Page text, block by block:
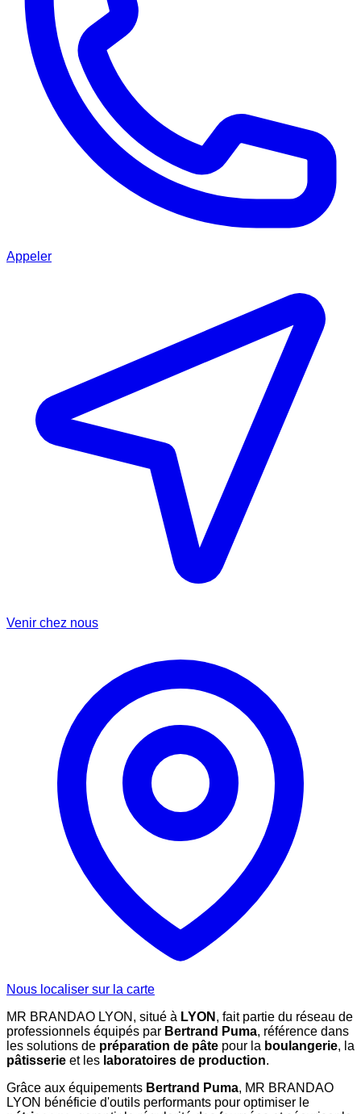
Appeler
Venir chez nous
Nous localiser sur la carte
MR BRANDAO LYON, situé à LYON , fait partie du réseau de
professionnels équipés par Bertrand Puma, référence dans
les solutions de préparation de pâte pour la boulangerie, la
pâtisserie et les laboratoires de production.
Grâce aux équipements Bertrand Puma, MR BRANDAO
LYON bénéficie d'outils performants pour optimiser le